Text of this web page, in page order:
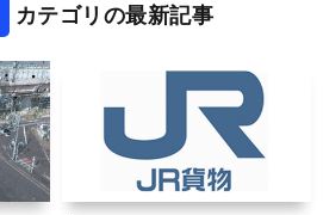
カテゴリの最新記事